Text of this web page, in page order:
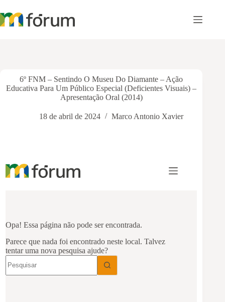
para
o
6º FNM – Sentindo O Museu Do Diamante – Ação
Educativa Para Um Público Especial (Deficientes Visuais) –
Apresentação Oral (2014)
18 de abril de 2024 Marco Antonio Xavier